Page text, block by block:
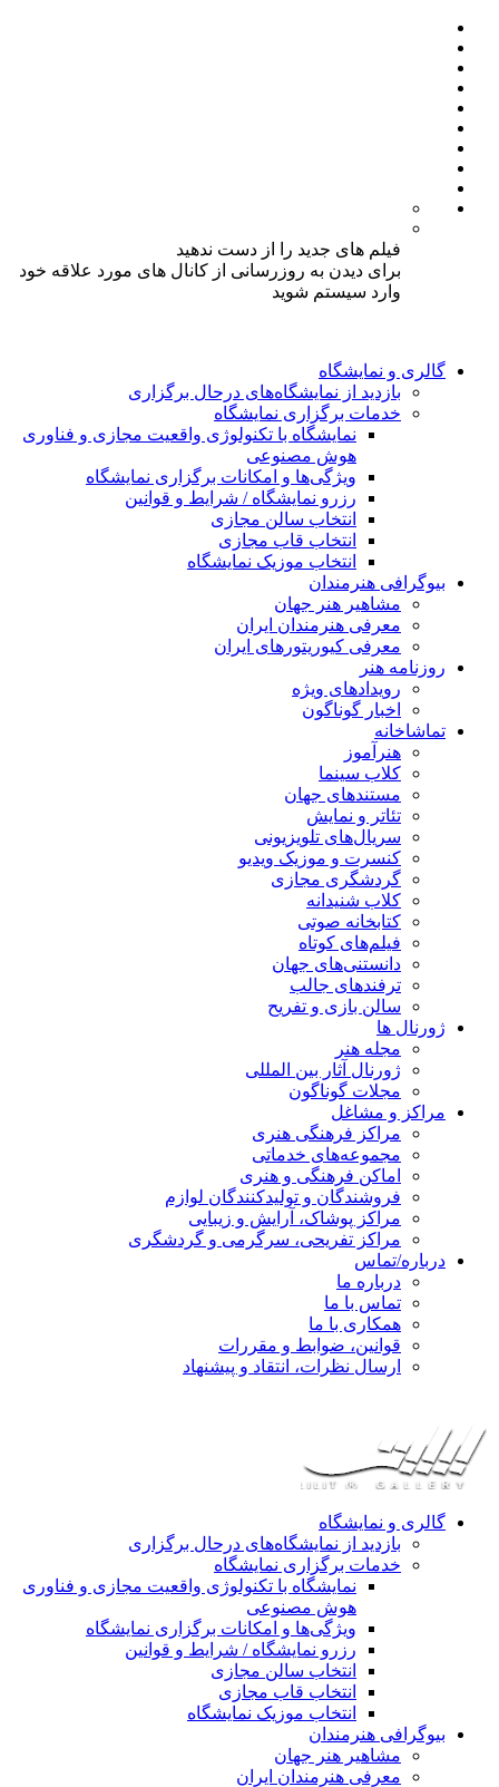
فیلم های جدید را از دست ندهید
برای دیدن به روزرسانی از کانال های مورد علاقه خود
وارد سیستم شوید
گالری و نمایشگاه
بازدید از نمایشگاه‌های درحال برگزاری
خدمات برگزاری نمایشگاه
نمایشگاه با تکنولوژی واقعیت مجازی و فناوری
هوش مصنوعی
ویژگی‌ها و امکانات برگزاری نمایشگاه
رزرو نمایشگاه / شرایط و قوانین
انتخاب سالن مجازی
انتخاب قاب مجازی
انتخاب موزیک نمایشگاه
بیوگرافی هنرمندان
مشاهیر هنر جهان
معرفی هنرمندان ایران
معرفی کیوریتورهای ایران
روزنامه هنر
رویدادهای ویژه
اخبار گوناگون
تماشاخانه
هنرآموز
کلاب سینما
مستندهای جهان
تئاتر و نمایش
سریال‌های تلویزیونی
کنسرت و موزیک ویدیو
گردشگری مجازی
کلاب شنیدانه
کتابخانه صوتی
فیلم‌های کوتاه
دانستنی‌های جهان
ترفندهای جالب
سالن بازی و تفریح
ژورنال ها
مجله هنر
ژورنال آثار بین المللی
مجلات گوناگون
مراکز و مشاغل
مراکز فرهنگی هنری
مجموعه‌های خدماتی
اماکن فرهنگی و هنری
فروشندگان و تولیدکنندگان لوازم
مراکز پوشاک، آرایش و زیبایی
مراکز تفریحی، سرگرمی و گردشگری
درباره/تماس
درباره ما
تماس با ما
همکاری با ما
قوانین، ضوابط و مقررات
ارسال نظرات، انتقاد و پیشنهاد
گالری و نمایشگاه
بازدید از نمایشگاه‌های درحال برگزاری
خدمات برگزاری نمایشگاه
نمایشگاه با تکنولوژی واقعیت مجازی و فناوری
هوش مصنوعی
ویژگی‌ها و امکانات برگزاری نمایشگاه
رزرو نمایشگاه / شرایط و قوانین
انتخاب سالن مجازی
انتخاب قاب مجازی
انتخاب موزیک نمایشگاه
بیوگرافی هنرمندان
مشاهیر هنر جهان
معرفی هنرمندان ایران